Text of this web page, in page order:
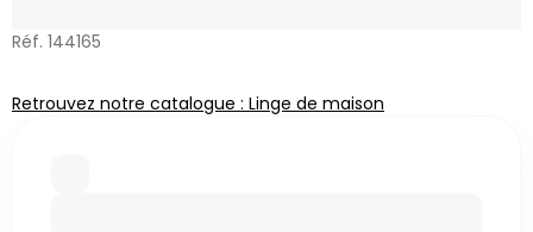
Réf. 144165
Retrouvez notre catalogue : Linge de maison